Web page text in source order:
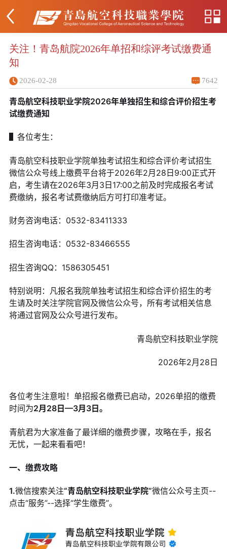
关注！青岛航院2026年单招和综评考试缴费通
知
2026-02-28 7642
青岛航空科技职业学院2026年单独招生和综合评价招生考
试缴费通知
▌各位考生：
青岛航空科技职业学院单独考试招生和综合评价考试招生
微信公众号线上缴费平台将于2026年2月28日9:00正式开
启，考生请在2026年3月3日17:00之前及时完成报名考试
费缴纳，报名考试费缴纳后方可打印准考证。
财务咨询电话：0532-83411333
招生咨询电话：0532-83466555
招生咨询QQ：1586305451
特别说明：凡报名我院单独考试招生和综合评价招生的考
生请及时关注学院官网及微信公众号，所有考试相关信息
将通过官网及公众号进行发布。
青岛航空科技职业学院
2026年2月28日
各位考生注意啦！单招报名缴费已启动，2026单招的缴费
时间为2月28日—3月3日。
青航君为大家准备了最详细的缴费步骤，攻略在手，报名
无忧，一起来看看吧！
一、缴费攻略
1.微信搜索关注“青岛航空科技职业学院”微信公众号主页--
点击“服务”--选择“学生缴费”。